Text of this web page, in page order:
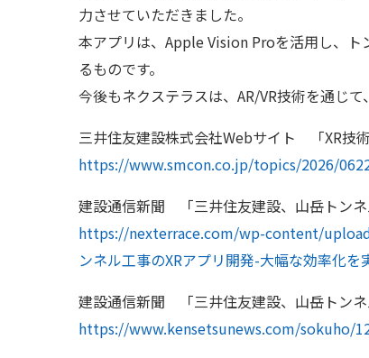
力させていただきました。
本アプリは、Apple Vision Proを活用し、
るものです。
今後もネクステラスは、AR/VR技術を通じ
三井住友建設株式会社Webサイト 「XR技
https://www.smcon.co.jp/topics/2026/
建設通信新聞 「三井住友建設、山岳トン
https://nexterrace.com/wp-content/
ンネル工事のXRアプリ開発-大幅な効率化を
建設通信新聞 「三井住友建設、山岳トン
https://www.kensetsunews.com/sokuho/